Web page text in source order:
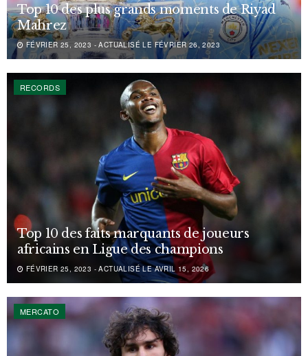
Top 10 des plus grands moments de Riyad
Mahrez
FÉVRIER 25, 2023 - ACTUALISÉ LE FÉVRIER 26, 2023
RECORDS
Top 10 des faits marquants de joueurs
africains en Ligue des champions
FÉVRIER 25, 2023 - ACTUALISÉ LE AVRIL 15, 2026
MERCATO